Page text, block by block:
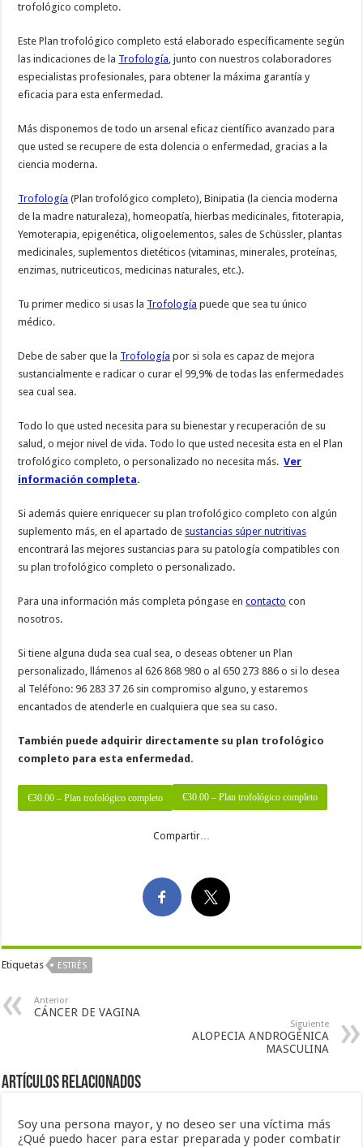
trofológico completo.
Este Plan trofológico completo está elaborado específicamente según
las indicaciones de la Trofología, junto con nuestros colaboradores
especialistas profesionales, para obtener la máxima garantía y
eficacia para esta enfermedad.
Más disponemos de todo un arsenal eficaz científico avanzado para
que usted se recupere de esta dolencia o enfermedad, gracias a la
ciencia moderna.
Trofología (Plan trofológico completo), Binipatia (la ciencia moderna
de la madre naturaleza), homeopatía, hierbas medicinales, fitoterapia,
Yemoterapia, epigenética, oligoelementos, sales de Schüssler, plantas
medicinales, suplementos dietéticos (vitaminas, minerales, proteínas,
enzimas, nutriceuticos, medicinas naturales, etc.).
Tu primer medico si usas la Trofología puede que sea tu único
médico.
Debe de saber que la Trofología por si sola es capaz de mejora
sustancialmente e radicar o curar el 99,9% de todas las enfermedades
sea cual sea.
Todo lo que usted necesita para su bienestar y recuperación de su
salud, o mejor nivel de vida. Todo lo que usted necesita esta en el Plan
trofológico completo, o personalizado no necesita más.Ver
información completa.
Si además quiere enriquecer su plan trofológico completo con algún
suplemento más, en el apartado de sustancias súper nutritivas
encontrará las mejores sustancias para su patología compatibles con
su plan trofológico completo o personalizado.
Para una información más completa póngase encontacto con
nosotros.
Si tiene alguna duda sea cual sea, o deseas obtener un Plan
personalizado, llámenos al 626 868 980 o al 650 273 886 o si lo desea
al Teléfono: 96 283 37 26 sin compromiso alguno, y estaremos
encantados de atenderle en cualquiera que sea su caso.
También puede adquirir directamente su plan trofológico
completo para esta enfermedad.
€30.00 – Plan trofológico completo
Compartir…
Etiquetas ESTRÉS
Anterior
CÁNCER DE VAGINA
Siguiente
ALOPECIA ANDROGÉNICA
MASCULINA
Artículos Relacionados
Soy una persona mayor, y no deseo ser una víctima más
¿Qué puedo hacer para estar preparada y poder combatir